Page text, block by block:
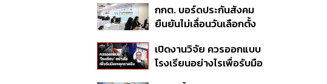
กกต. บอร์ดประกันสังคม
ยืนยันไม่เลื่อนวันเลือกตั้ง
ตามคำสั่งทุเลาของศาล
เปิดงานวิจัย ควรออกแบบ
โรงเรียนอย่างไรเพื่อรับมือ